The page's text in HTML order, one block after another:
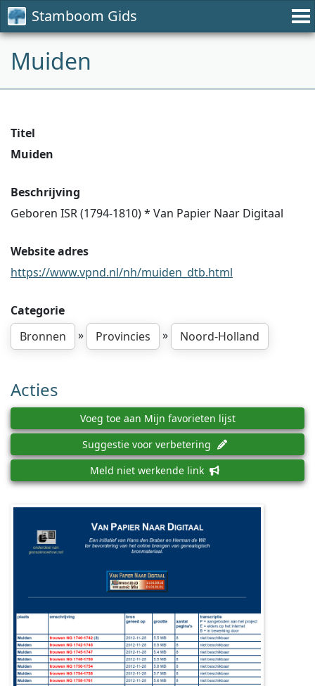
Stamboom Gids
Muiden
Titel
Muiden
Beschrijving
Geboren ISR (1794-1810) * Van Papier Naar Digitaal
Website adres
https://www.vpnd.nl/nh/muiden_dtb.html
Categorie
Bronnen
» Provincies » Noord-Holland
Acties
Voeg toe aan Mijn favorieten lijst
Suggestie voor verbetering
Meld niet werkende link